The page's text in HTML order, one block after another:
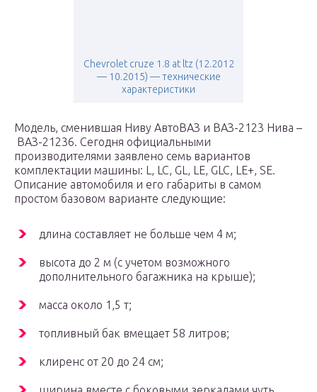
Chevrolet cruze 1.8 at ltz (12.2012
— 10.2015) — технические
характеристики
Модель, сменившая Ниву АвтоВАЗ и ВАЗ-2123 Нива –
ВАЗ-21236. Сегодня официальными
производителями заявлено семь вариантов
комплектации машины: L, LC, GL, LE, GLC, LE+, SE.
Описание автомобиля и его габариты в самом
простом базовом варианте следующие:
длина составляет не больше чем 4 м;
высота до 2 м (с учетом возможного
дополнительного багажника на крыше);
масса около 1,5 т;
топливный бак вмещает 58 литров;
клиренс от 20 до 24 см;